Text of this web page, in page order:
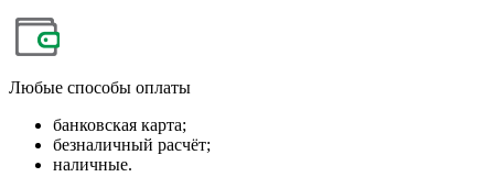
Любые способы оплаты
банковская карта;
безналичный расчёт;
наличные.